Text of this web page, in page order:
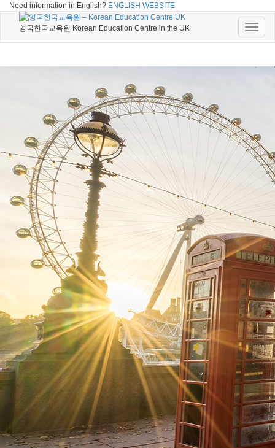
Need information in English? ENGLISH WEBSITE
Toggle
영국한국교육원 Korean Education Centre in the UK